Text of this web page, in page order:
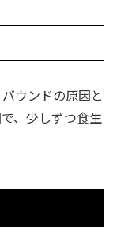
ウンドの原因と
、少しずつ食生